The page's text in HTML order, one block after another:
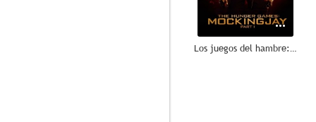
Los juegos del hambre: Sinsajo. Parte 1